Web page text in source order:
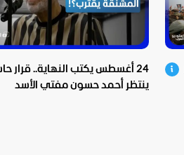
24 أغسطس يكتب النهاية.. قرار
ينتظر أحمد حسون مفتي الأسد